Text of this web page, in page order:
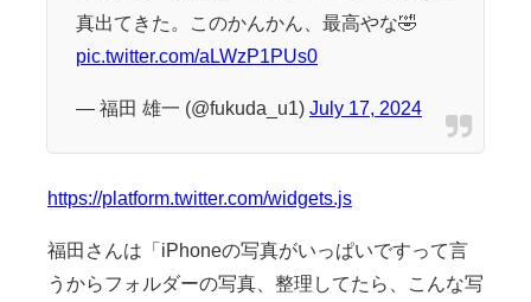
真出てきた。このかんかん、最高やな🤣
pic.twitter.com/aLWzP1PUs0
— 福田 雄一 (@fukuda_u1) July 17, 2024
https://platform.twitter.com/widgets.js
福田さんは「iPhoneの写真がいっぱいですって言
うからフォルダーの写真、整理してたら、こんな写